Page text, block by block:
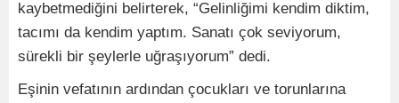
kaybetmediğini belirterek, “Gelinliğimi kendim diktim,
tacımı da kendim yaptım. Sanatı çok seviyorum,
sürekli bir şeylerle uğraşıyorum” dedi.
Eşinin vefatının ardından çocukları ve torunlarına